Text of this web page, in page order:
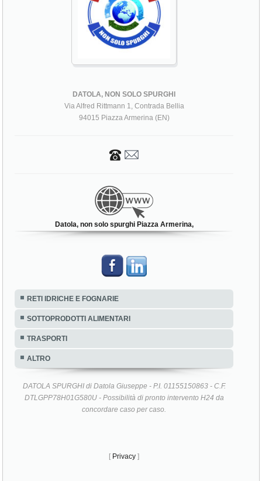
DATOLA, NON SOLO SPURGHI
Via Alfred Rittmann 1, Contrada Bellia
Datola, non solo spurghi Piazza Armerina,
DATOLA SPURGHI di Datola Giuseppe - P.I. 01155150863 - C.F.
DTLGPP78H01G580U - Possibilità di pronto intervento H24 da